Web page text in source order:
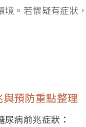
境。若懷疑有症狀
預防重點整理
病前兆症狀：